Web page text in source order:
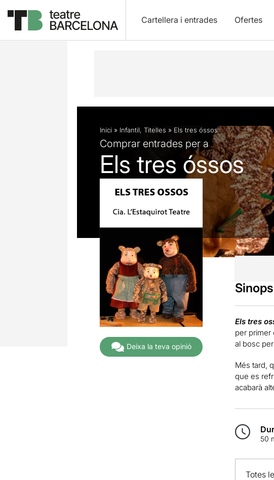
Cartellera i entrades Ofertes
Descripció Fitxa artística Fotos i vídeos
Inici » Infantil, Titelles » Els tres óssos
Comprar entrades per a
Els tres óssos
Deixa la teva opinió
Els tres
per primer
al bosc
Més tard,
que es
acabarà
50
Totes